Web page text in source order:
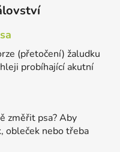
(přetočení) žaludku
probíhající akutní
změřit psa? Aby
obleček nebo třeba